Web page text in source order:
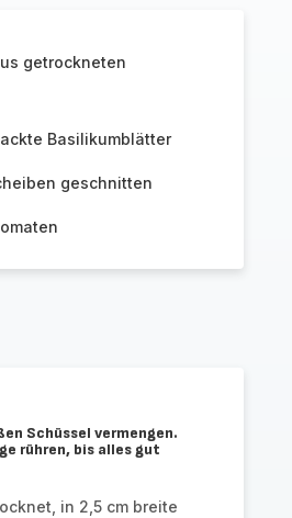
getrockneten
Basilikumblätter
geschnitten
Schüssel vermengen.
rühren, bis alles gut
in 2,5 cm breite